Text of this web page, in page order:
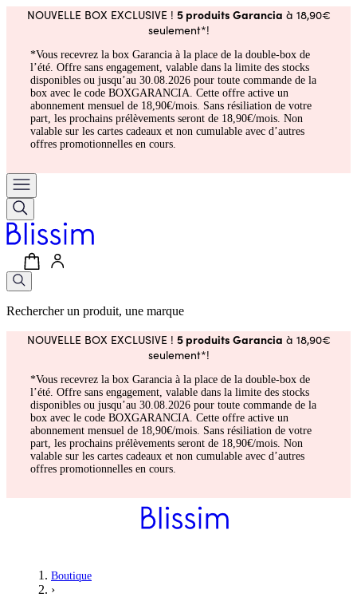
NOUVELLE BOX EXCLUSIVE ! 5 produits Garancia à 18,90€
seulement*!
*Vous recevrez la box Garancia à la place de la double-box de
l’été. Offre sans engagement, valable dans la limite des stocks
disponibles ou jusqu’au 30.08.2026 pour toute commande de la
box avec le code BOXGARANCIA. Cette offre active un
abonnement mensuel de 18,90€/mois. Sans résiliation de votre
part, les prochains prélèvements seront de 18,90€/mois. Non
valable sur les cartes cadeaux et non cumulable avec d’autres
offres promotionnelles en cours.
Rechercher un produit, une marque
NOUVELLE BOX EXCLUSIVE ! 5 produits Garancia à 18,90€
seulement*!
*Vous recevrez la box Garancia à la place de la double-box de
l’été. Offre sans engagement, valable dans la limite des stocks
disponibles ou jusqu’au 30.08.2026 pour toute commande de la
box avec le code BOXGARANCIA. Cette offre active un
abonnement mensuel de 18,90€/mois. Sans résiliation de votre
part, les prochains prélèvements seront de 18,90€/mois. Non
valable sur les cartes cadeaux et non cumulable avec d’autres
offres promotionnelles en cours.
Boutique
›